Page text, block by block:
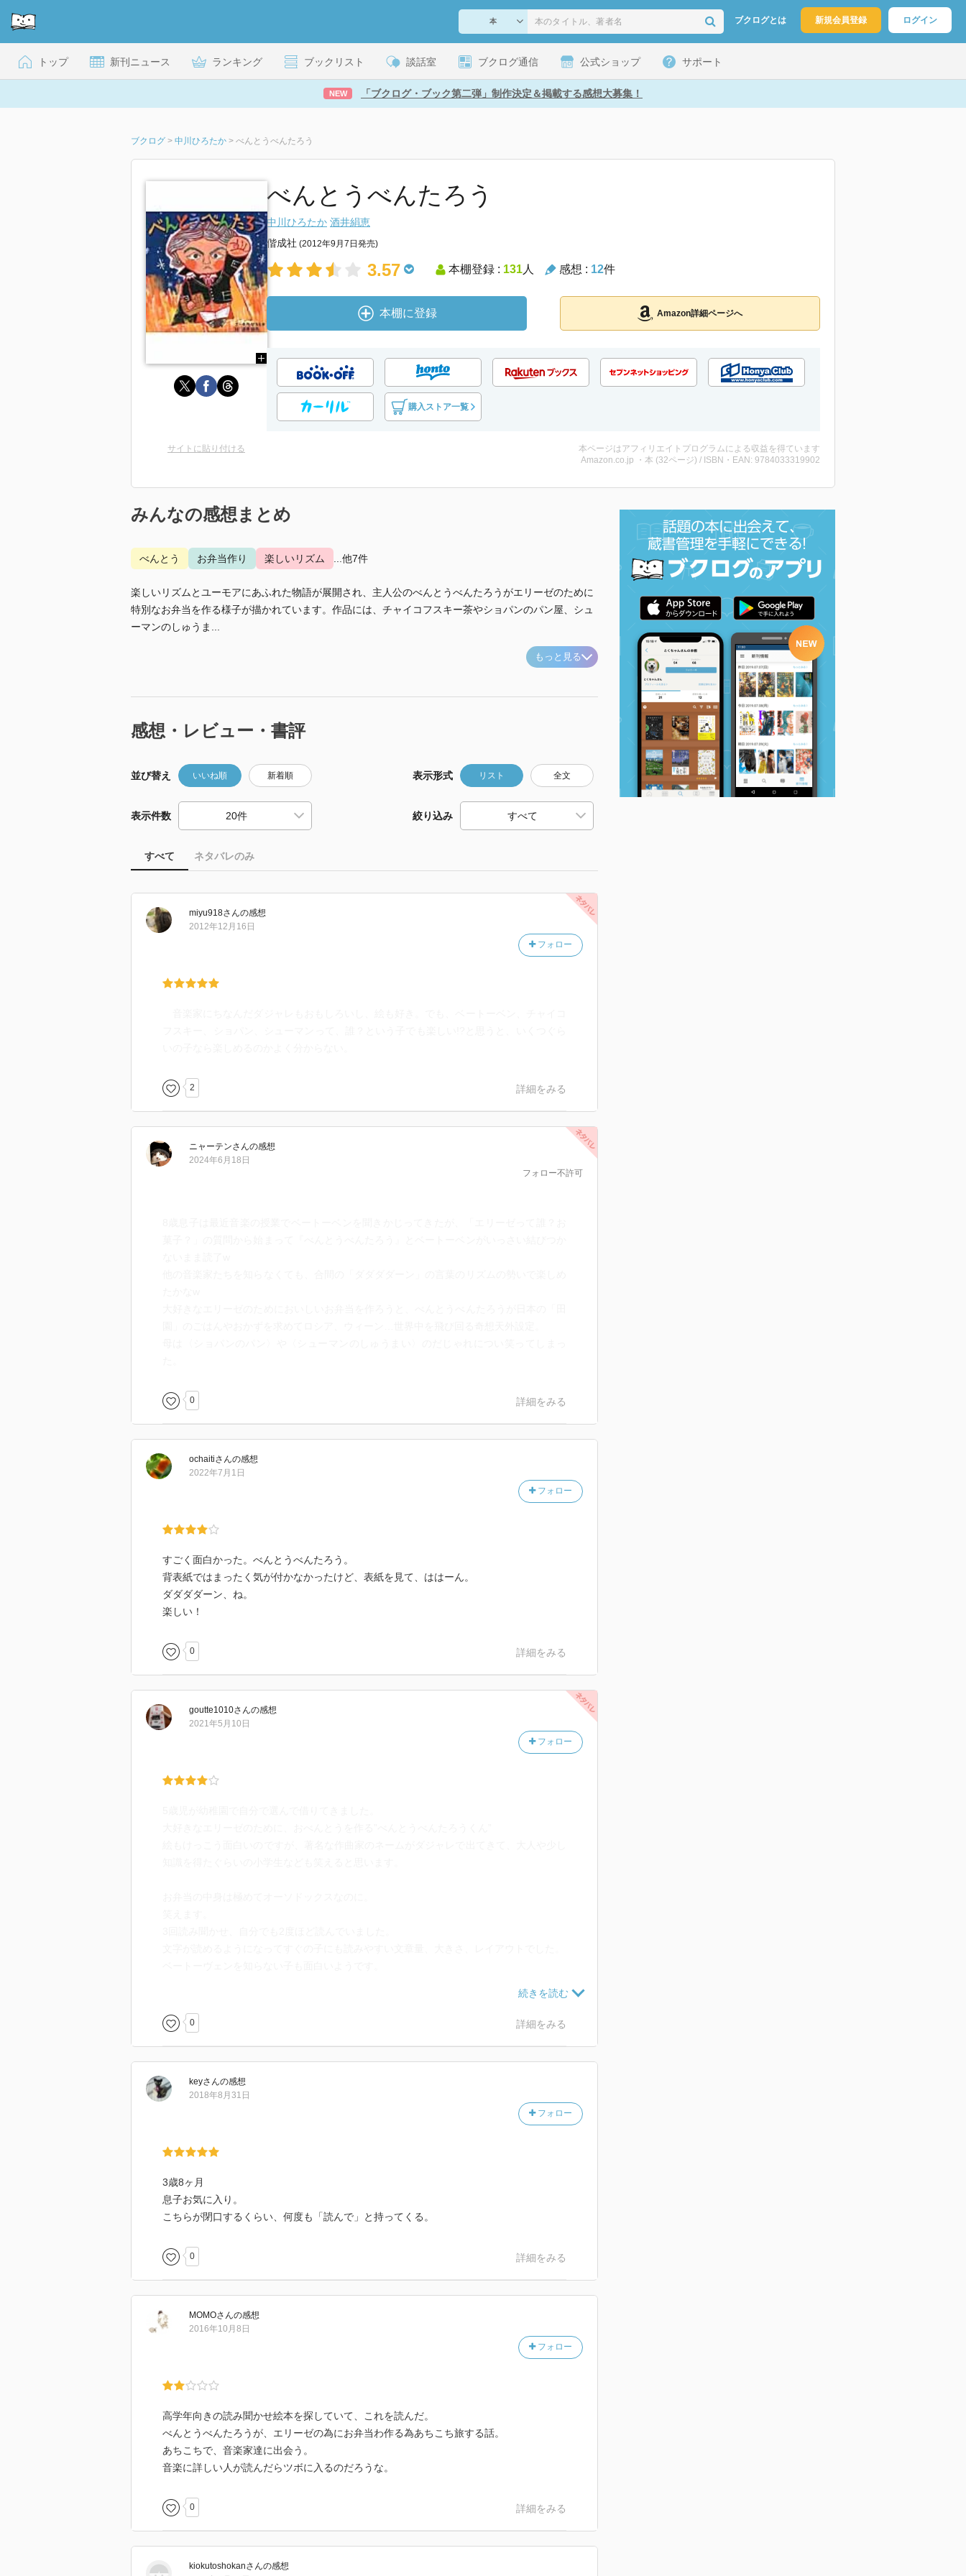
ブクログとは 新規会員登録 ログイン
トップ 新刊ニュース ランキング ブックリスト 談話室 ブクログ通信 公式ショップ サポート
NEW 「ブクログ・ブック第二弾」制作決定＆掲載する感想大募集！
ブクログ > 中川ひろたか > べんとうべんたろう
べんとうべんたろう
中川ひろたか 酒井絹恵
偕成社 (2012年9月7日発売)
3.57 本棚登録 : 131人 感想 : 12件
本棚に登録 Amazon詳細ページへ
購入ストア一覧
サイトに貼り付ける
本ページはアフィリエイトプログラムによる収益を得ています
Amazon.co.jp ・本 (32ページ) / ISBN・EAN: 9784033319902
みんなの感想まとめ
べんとう お弁当作り 楽しいリズム ...他7件
楽しいリズムとユーモアにあふれた物語が展開され、主人公のべんとうべんたろうがエリーゼのために
特別なお弁当を作る様子が描かれています。作品には、チャイコフスキー茶やショパンのパン屋、シュ
ーマンのしゅうま...
もっと見る
感想・レビュー・書評
並び替え いいね順 新着順 表示形式 リスト 全文
表示件数 絞り込み
すべて ネタバレのみ
miyu918さんの感想
フォロー
2012年12月16日
2 詳細をみる
ニャーテンさんの感想
フォロー不許可
2024年6月18日
0 詳細をみる
ochaitiさんの感想
フォロー
2022年7月1日
すごく面白かった。べんとうべんたろう。
背表紙ではまったく気が付かなかったけど、表紙を見て、ははーん。
ダダダダーン、ね。
楽しい！
0 詳細をみる
goutte1010さんの感想
フォロー
2021年5月10日
お米は大変な手間や苦労の上に食卓にあがるのだということを、何度も教えているので、
田んぼの絵のページだけは真剣に見てました。
0 詳細をみる
keyさんの感想
フォロー
2018年8月31日
3歳8ヶ月
息子お気に入り。
こちらが閉口するくらい、何度も「読んで」と持ってくる。
0 詳細をみる
MOMOさんの感想
フォロー
2016年10月8日
高学年向きの読み聞かせ絵本を探していて、これを読んだ。
べんとうべんたろうが、エリーゼの為にお弁当わ作る為あちこち旅する話。
あちこちで、音楽家達に出会う。
音楽に詳しい人が読んだらツボに入るのだろうな。
0 詳細をみる
kiokutoshokanさんの感想